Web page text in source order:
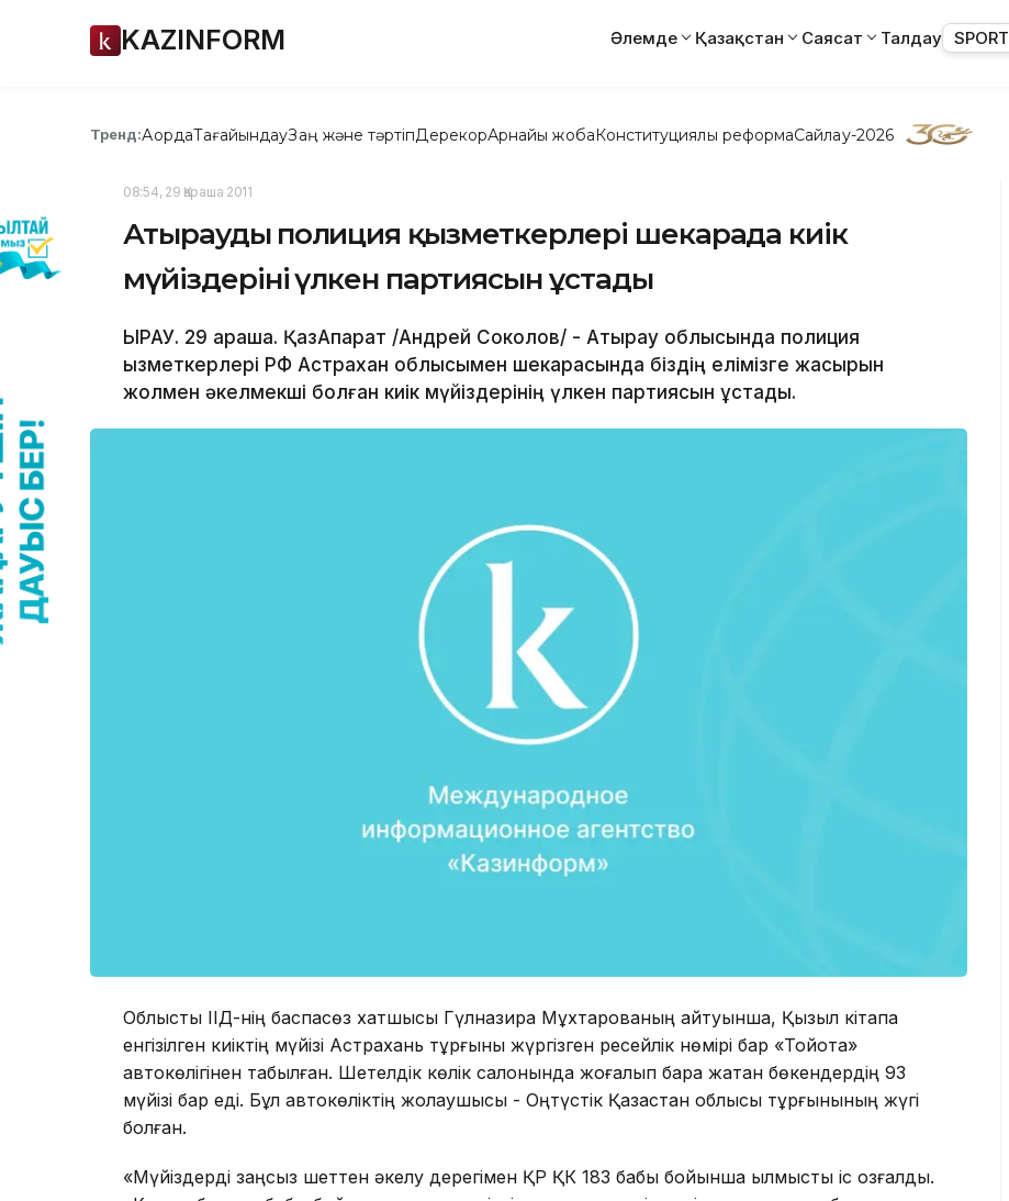
KAZINFORM Әлемде Қазақстан Саясат Талдау SPORT
Тренд:АқордаТағайындауЗаң және тәртіпДерекқорАрнайы жобаКонституциялық реформаСайлау-2026
08:54, 29 Қараша 2011
Атыраудың полиция қызметкерлері шекарада киік
мүйіздерінің үлкен партиясын ұстады
ЫРАУ. 29 қараша. ҚазАқпарат /Андрей Соколов/ - Атырау облысында полиция
қызметкерлері РФ Астрахан облысымен шекарасында біздің елімізге жасырын
жолмен әкелмекші болған киік мүйіздерінің үлкен партиясын ұстады.
Облыстық ІІД-нің баспасөз хатшысы Гүлназира Мұхтарованың айтуынша, Қызыл кітапқа
енгізілген киіктің мүйізі Астрахань тұрғыны жүргізген ресейлік нөмірі бар «Тойота»
автокөлігінен табылған. Шетелдік көлік салонында жоғалып бара жатқан бөкендердің 93
мүйізі бар еді. Бұл автокөліктің жолаушысы - Оңтүстік Қазақстан облысы тұрғынының жүгі
болған.
«Мүйіздерді заңсыз шеттен әкелу дерегімен ҚР ҚК 183 бабы бойынша қылмыстық іс қозғалды.